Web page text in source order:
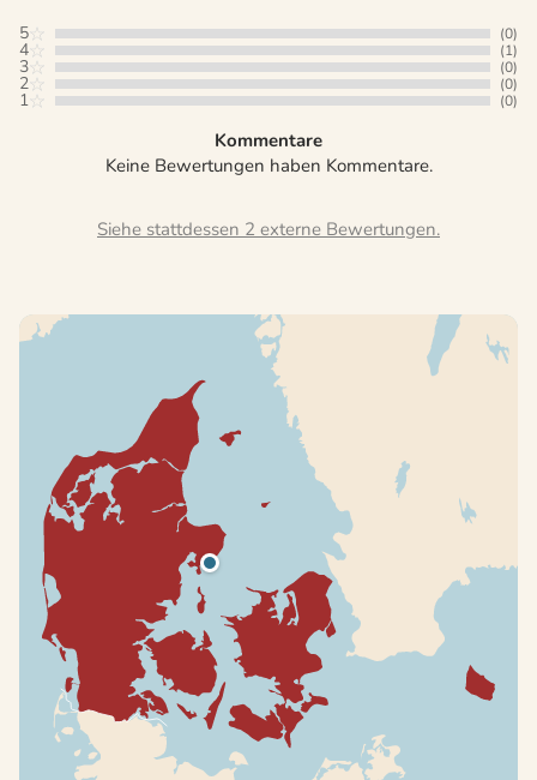
5 (0)
4 (1)
3 (0)
2 (0)
1 (0)
Kommentare
Keine Bewertungen haben Kommentare.
Siehe stattdessen 2 externe Bewertungen.